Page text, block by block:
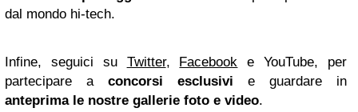
dal mondo hi-tech.
Infine, seguici su Twitter, Facebook e YouTube, per
partecipare a concorsi esclusivi e guardare in
anteprima le nostre gallerie foto e video.